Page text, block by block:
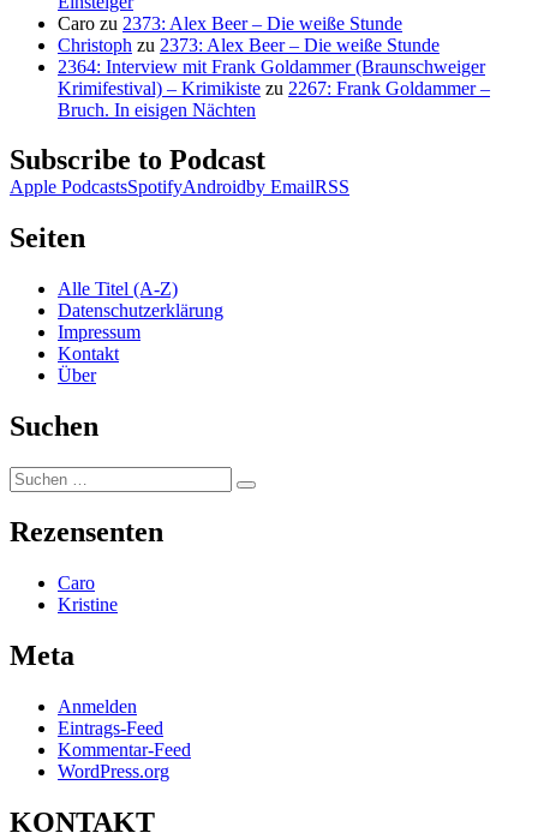
Caro zu 2373: Alex Beer – Die weiße Stunde
Christoph zu 2373: Alex Beer – Die weiße Stunde
2364: Interview mit Frank Goldammer (Braunschweiger
Krimifestival) – Krimikiste zu 2267: Frank Goldammer –
Bruch. In eisigen Nächten
Subscribe to Podcast
Apple PodcastsSpotifyAndroidby EmailRSS
Seiten
Alle Titel (A-Z)
Datenschutzerklärung
Impressum
Kontakt
Über
Suchen
Suchen
nach:
Suchen
Rezensenten
Caro
Kristine
Meta
Anmelden
Eintrags-Feed
Kommentar-Feed
WordPress.org
KONTAKT